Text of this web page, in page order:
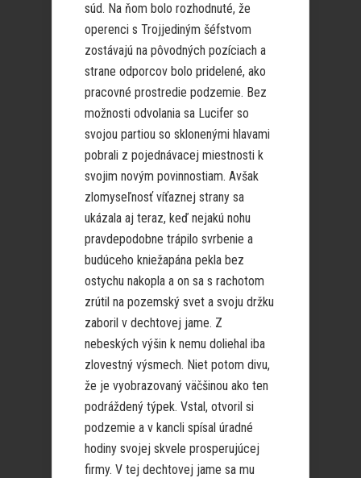
súd. Na ňom bolo rozhodnuté, že
operenci s Trojjediným šéfstvom
zostávajú na pôvodných pozíciach a
strane odporcov bolo pridelené, ako
pracovné prostredie podzemie. Bez
možnosti odvolania sa Lucifer so
svojou partiou so sklonenými hlavami
pobrali z pojednávacej miestnosti k
svojim novým povinnostiam. Avšak
zlomyseľnosť víťaznej strany sa
ukázala aj teraz, keď nejakú nohu
pravdepodobne trápilo svrbenie a
budúceho kniežapána pekla bez
ostychu nakopla a on sa s rachotom
zrútil na pozemský svet a svoju držku
zaboril v dechtovej jame. Z
nebeských výšin k nemu doliehal iba
zlovestný výsmech. Niet potom divu,
že je vyobrazovaný väčšinou ako ten
podráždený týpek. Vstal, otvoril si
podzemie a v kancli spísal úradné
hodiny svojej skvele prosperujúcej
firmy. V tej dechtovej jame sa mu